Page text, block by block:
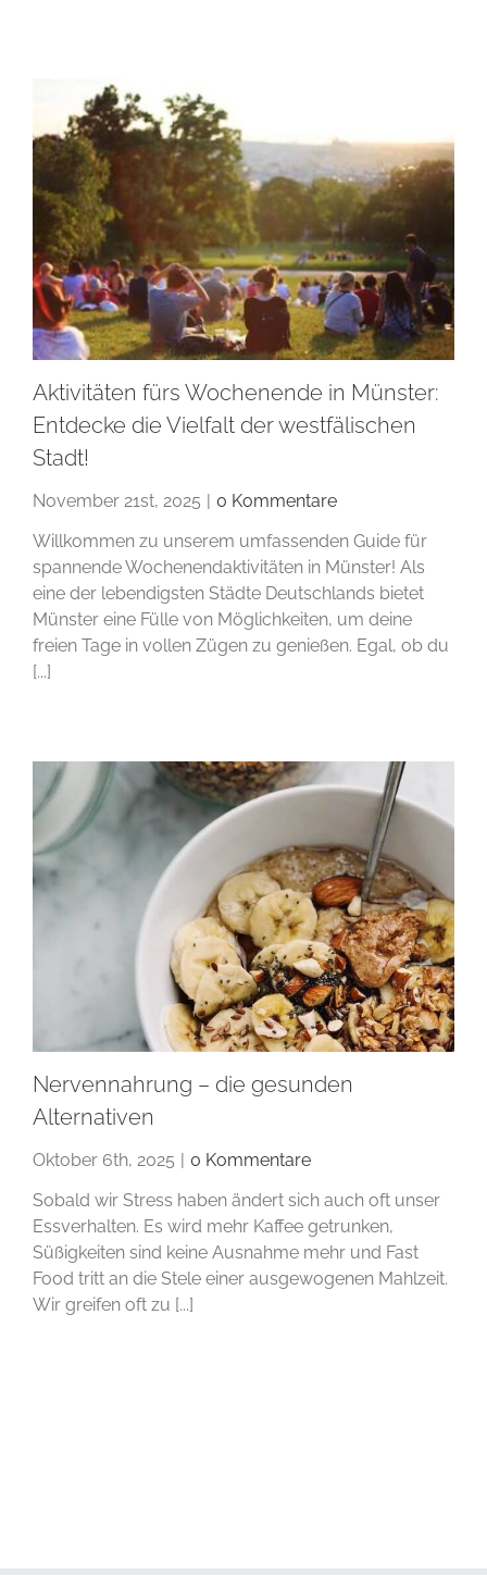
Aktivitäten fürs Wochenende in Münster:
Entdecke die Vielfalt der westfälischen
Stadt!
November 21st, 2025 | 0 Kommentare
Willkommen zu unserem umfassenden Guide für
spannende Wochenendaktivitäten in Münster! Als
eine der lebendigsten Städte Deutschlands bietet
Münster eine Fülle von Möglichkeiten, um deine
freien Tage in vollen Zügen zu genießen. Egal, ob du
[...]
Nervennahrung – die gesunden
Alternativen
Oktober 6th, 2025
0 Kommentare
Sobald wir Stress haben ändert sich auch oft unser
Essverhalten. Es wird mehr Kaffee getrunken,
Süßigkeiten sind keine Ausnahme mehr und Fast
Food tritt an die Stele einer ausgewogenen Mahlzeit.
Wir greifen oft zu [...]